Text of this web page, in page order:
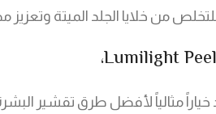
من خلايا الجلد الميتة
خياراً مثالياً لأفضل طرق تقشير